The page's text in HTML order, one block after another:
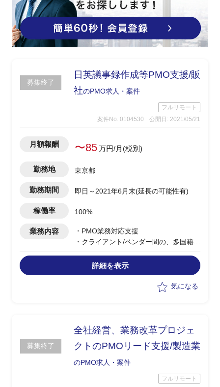
募集終了
日英議事録作成等PMO支援/販
社のPMO求人・案件
フルリモート
案件No. 0104530
公開日: 2021/05/21
月額報酬 〜85万円/月(税別)
勤務地 東京都
勤務期間 即日～2021年6月末(延長の可能性有)
稼働率 100%
業務内容
・PMO業務対応支援
・クライアント/ベンダー間の、多国籍
・ドキュメンテーション
詳細を表示
気になる
募集終了
全社経営、業務改革プロジェ
クトのPMOリード支援/製造業
のPMO求人・案件
フルリモート